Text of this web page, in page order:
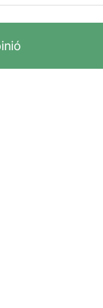
un encert tant en
comentaris
habituats al teatre